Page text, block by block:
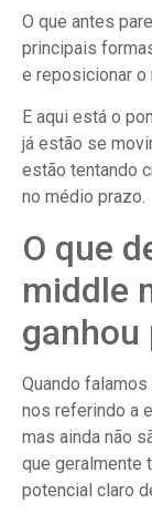
O que antes
principais
e reposicionar o
E aqui está o
já estão se
estão tentando
no médio prazo.
O que
middle
Quando falamos
nos referindo a
mas ainda não
que geralmente
potencial claro